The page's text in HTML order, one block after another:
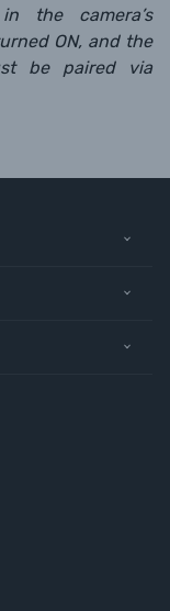
the camera’s
ON, and the
be paired via